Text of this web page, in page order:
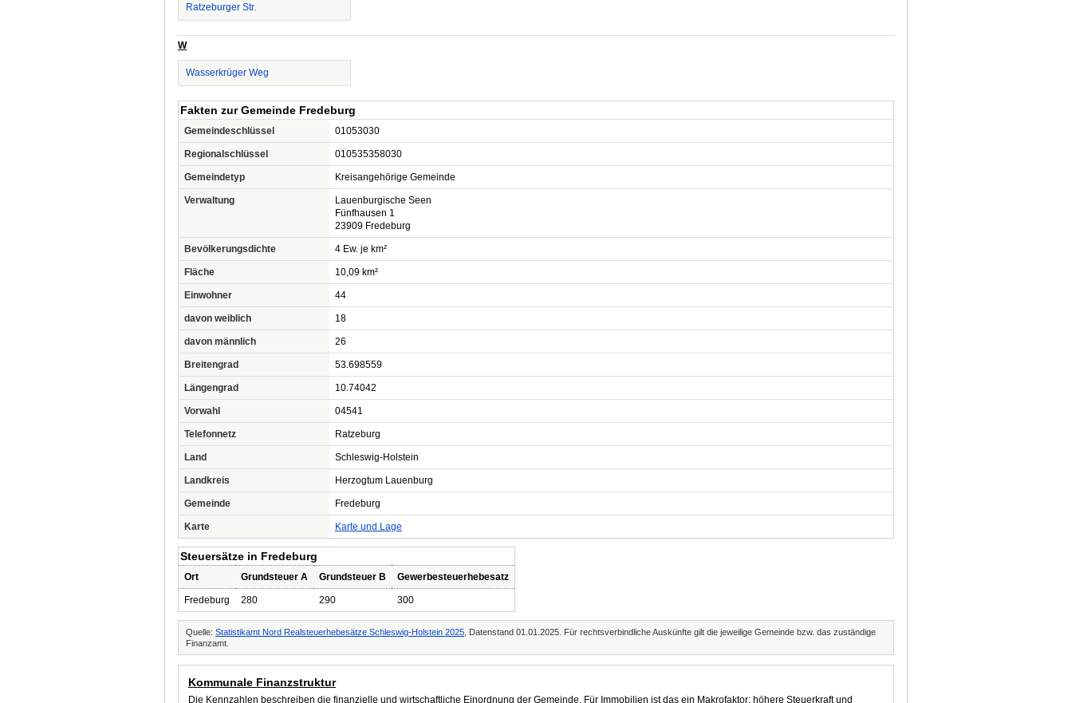
Ratzeburger Str.
W
Wasserkrüger Weg
Fakten zur Gemeinde Fredeburg
Gemeindeschlüssel 01053030
Regionalschlüssel 010535358030
Gemeindetyp Kreisangehörige Gemeinde
Verwaltung
Lauenburgische Seen
Fünfhausen 1
23909 Fredeburg
Bevölkerungsdichte 4 Ew. je km²
Fläche 10,09 km²
Einwohner 44
davon weiblich 18
davon männlich 26
Breitengrad 53.698559
Längengrad 10.74042
Vorwahl 04541
Telefonnetz Ratzeburg
Land Schleswig-Holstein
Landkreis Herzogtum Lauenburg
Gemeinde Fredeburg
Karte Karte und Lage
Steuersätze in Fredeburg
Ort Grundsteuer A Grundsteuer B Gewerbesteuerhebesatz
Fredeburg 280 290 300
Quelle: Statistikamt Nord Realsteuerhebesätze Schleswig-Holstein 2025 , Datenstand 01.01.2025. Für rechtsverbindliche Auskünfte gilt die jeweilige Gemeinde bzw. das zuständige
Finanzamt.
Kommunale Finanzstruktur
Die Kennzahlen beschreiben die finanzielle und wirtschaftliche Einordnung der Gemeinde. Für Immobilien ist das ein Makrofaktor: höhere Steuerkraft und